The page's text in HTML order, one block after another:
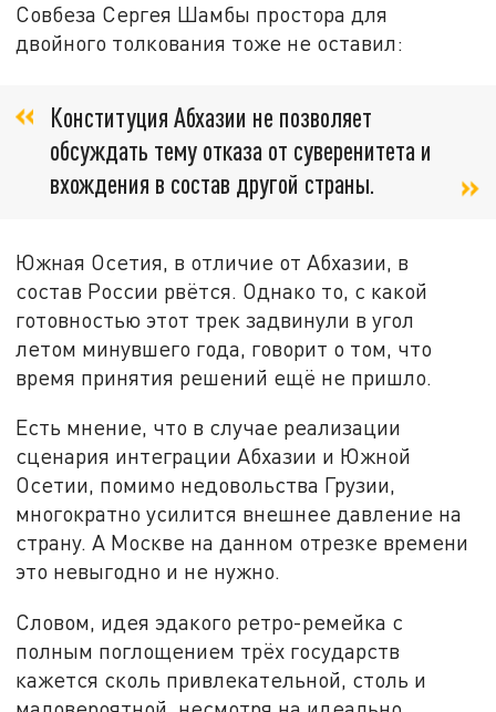
Совбеза Сергея Шамбы простора для
двойного толкования тоже не оставил:
Конституция Абхазии не позволяет
обсуждать тему отказа от суверенитета и
вхождения в состав другой страны.
Южная Осетия, в отличие от Абхазии, в
состав России рвётся. Однако то, с какой
готовностью этот трек задвинули в угол
летом минувшего года, говорит о том, что
время принятия решений ещё не пришло.
Есть мнение, что в случае реализации
сценария интеграции Абхазии и Южной
Осетии, помимо недовольства Грузии,
многократно усилится внешнее давление на
страну. А Москве на данном отрезке времени
это невыгодно и не нужно.
Словом, идея эдакого ретро-ремейка с
полным поглощением трёх государств
кажется сколь привлекательной, столь и